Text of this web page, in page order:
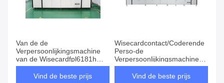
Van de de
Verpersoonlijkingsmachine
van de Wisecardfpl6181h
Betaalpas DOD Inkjet Druk
Vind de beste prijs
Wisecardcontact/Coderende
Perso-de
Verpersoonlijkingsmachine
Zonder contact van de
Machinebetaalpas
Vind de beste prijs